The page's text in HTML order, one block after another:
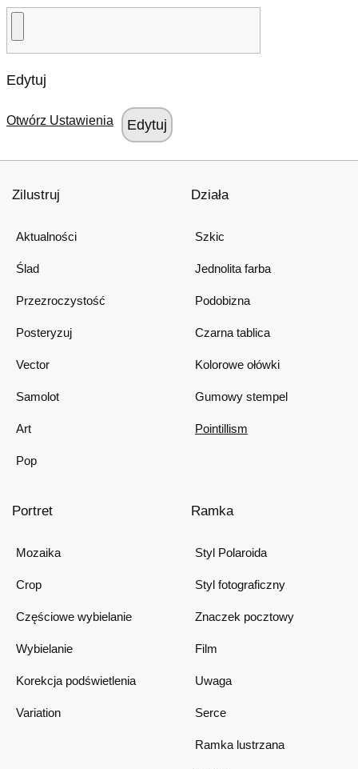
Edytuj
Otwórz Ustawienia
Zilustruj
Aktualności
Ślad
Przezroczystość
Posteryzuj
Vector
Samolot
Art
Pop
Działa
Szkic
Jednolita farba
Podobizna
Czarna tablica
Kolorowe ołówki
Gumowy stempel
Pointillism
Portret
Mozaika
Crop
Częściowe wybielanie
Wybielanie
Korekcja podświetlenia
Variation
Ramka
Styl Polaroida
Styl fotograficzny
Znaczek pocztowy
Film
Uwaga
Serce
Ramka lustrzana